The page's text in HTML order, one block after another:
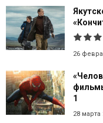
26
1
28 марта